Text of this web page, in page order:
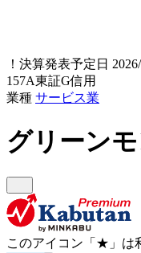
！ 決算発表予定日
157A東証G信用
業種 サービス業
グリーン
このアイコン 「★」 は